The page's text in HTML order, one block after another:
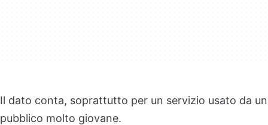
Il dato conta, soprattutto per un servizio usato da un
pubblico molto giovane.